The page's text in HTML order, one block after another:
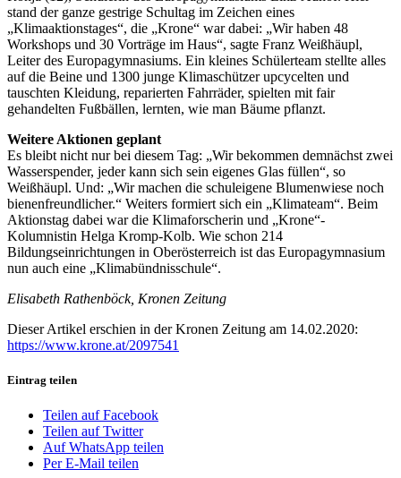
stand der ganze gestrige Schultag im Zeichen eines
„Klimaaktionstages“, die „Krone“ war dabei: „Wir haben 48
Workshops und 30 Vorträge im Haus“, sagte Franz Weißhäupl,
Leiter des Europagymnasiums. Ein kleines Schülerteam stellte alles
auf die Beine und 1300 junge Klimaschützer upcycelten und
tauschten Kleidung, reparierten Fahrräder, spielten mit fair
gehandelten Fußbällen, lernten, wie man Bäume pflanzt.
Weitere Aktionen geplant
Es bleibt nicht nur bei diesem Tag: „Wir bekommen demnächst zwei
Wasserspender, jeder kann sich sein eigenes Glas füllen“, so
Weißhäupl. Und: „Wir machen die schuleigene Blumenwiese noch
bienenfreundlicher.“ Weiters formiert sich ein „Klimateam“. Beim
Aktionstag dabei war die Klimaforscherin und „Krone“-
Kolumnistin Helga Kromp-Kolb. Wie schon 214
Bildungseinrichtungen in Oberösterreich ist das Europagymnasium
nun auch eine „Klimabündnisschule“.
Elisabeth Rathenböck, Kronen Zeitung
Dieser Artikel erschien in der Kronen Zeitung am 14.02.2020:
https://www.krone.at/2097541
Eintrag teilen
Teilen auf Facebook
Teilen auf Twitter
Auf WhatsApp teilen
Per E-Mail teilen